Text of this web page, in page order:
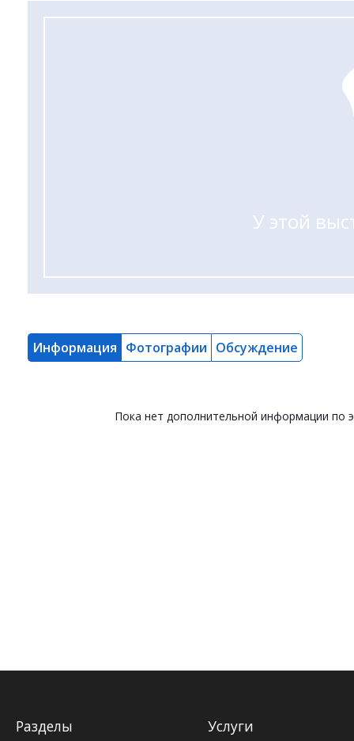
У этой
Информация Фотографии Обсуждение
Пока нет дополнительной информации по
Разделы Услуги